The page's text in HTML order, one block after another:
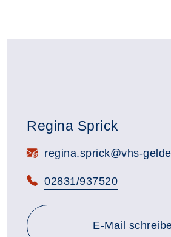
Regina Sprick
E-Mail:regina.sprick@vhs-
Telefon:
02831/937520
E-Mail